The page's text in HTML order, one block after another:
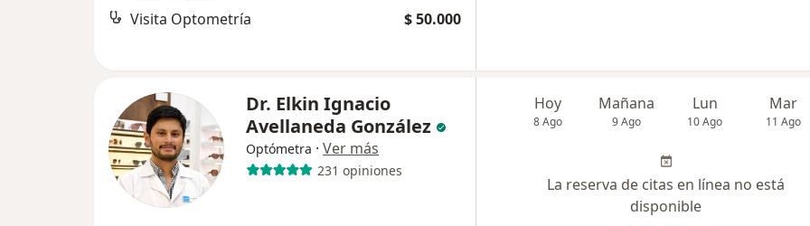
Visita Optometría $ 50.000
Dr. Elkin Ignacio
Avellaneda González
Optómetra · Ver más
231 opiniones
Hoy
8 Ago
Mañana
9 Ago
Lun
10 Ago
Mar
11 Ago
La reserva de citas en línea no está
disponible